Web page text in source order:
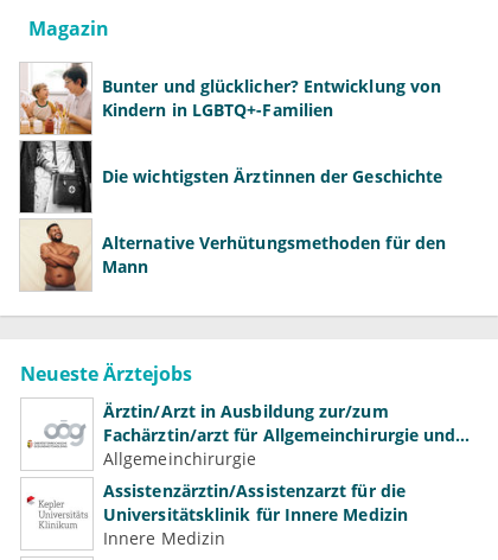
Magazin
Bunter und glücklicher? Entwicklung von
Kindern in LGBTQ+-Familien
Die wichtigsten Ärztinnen der Geschichte
Alternative Verhütungsmethoden für den
Mann
Neueste Ärztejobs
Ärztin/Arzt in Ausbildung zur/zum
Fachärztin/arzt für Allgemeinchirurgie und
Gefäßchirurgie
Allgemeinchirurgie
Assistenzärztin/Assistenzarzt für die
Universitätsklinik für Innere Medizin
Innere Medizin